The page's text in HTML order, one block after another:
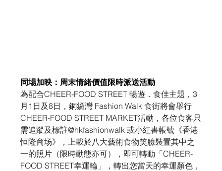
同場加映：周末情緒價值限時派送活動
為配合CHEER-FOOD STREET 暢遊．食佳主題，3
月1日及8日，銅鑼灣 Fashion Walk 食街將會舉行
CHEER-FOOD STREET MARKET活動，各位食客只
需追蹤及標註@hkfashionwalk 或小紅書帳號《香港
恒隆商场》，上載於八大藝術食物笑臉裝置其中之
一的照片（限時動態亦可），即可轉動「CHEER-
FOOD STREET幸運輪」，轉出您當天的幸運顏色，